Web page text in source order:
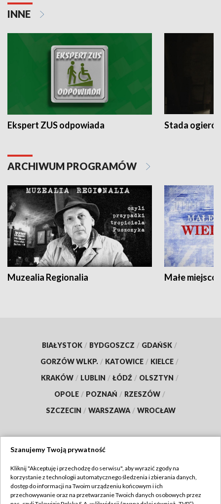
INNE
Ekspert ZUS odpowiada Stada
ARCHIWUM PROGRAMÓW
Muzealia Regionalia Małe
BIAŁYSTOK / BYDGOSZCZ / GDAŃSK /
GORZÓW WLKP. / KATOWICE / KIELCE /
KRAKÓW / LUBLIN / ŁÓDŹ / OLSZTYN /
OPOLE / POZNAŃ / RZESZÓW /
SZCZECIN / WARSZAWA / WROCŁAW
TVP
Abonament TVP
Regulamin TVP
Szanujemy Twoją prywatność
Kliknij "Akceptuję i przechodzę do serwisu", aby wyrazić zgody na
korzystanie z technologii automatycznego śledzenia i zbierania danych,
dostęp do informacji na Twoim urządzeniu końcowym i ich
przechowywanie oraz na przetwarzanie Twoich danych osobowych przez